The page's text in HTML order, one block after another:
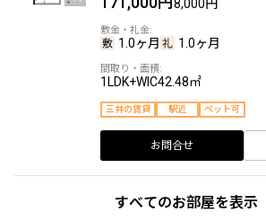
8,000円
1.0ヶ月 1.0ヶ月
1LDK+WIC42.48㎡
三井の賃貸 駅近 ペット可
お問合せ
すべてのお部屋を表示